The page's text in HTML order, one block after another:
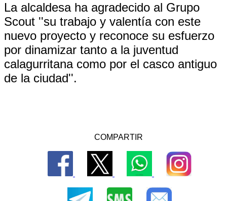
La alcaldesa ha agradecido al Grupo
Scout ''su trabajo y valentía con este
nuevo proyecto y reconoce su esfuerzo
por dinamizar tanto a la juventud
calagurritana como por el casco antiguo
de la ciudad''.
COMPARTIR